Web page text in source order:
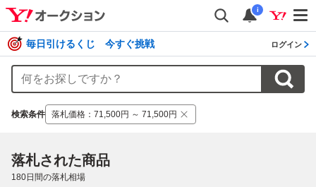
i
毎日引けるくじ 今すぐ挑戦 ログイン
検索条件 落札価格 ： 71,500円 ～ 71,500円
落札された商品
180日間の落札相場